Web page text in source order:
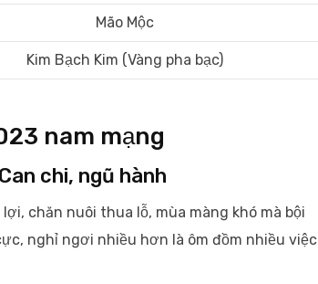
Mão Mộc
Kim Bạch Kim (Vàng pha bạc)
nam mạng
chi, ngũ hành
chăn nuôi thua lỗ, mùa màng khó mà bội
nghỉ ngơi nhiều hơn là ôm đồm nhiều việc